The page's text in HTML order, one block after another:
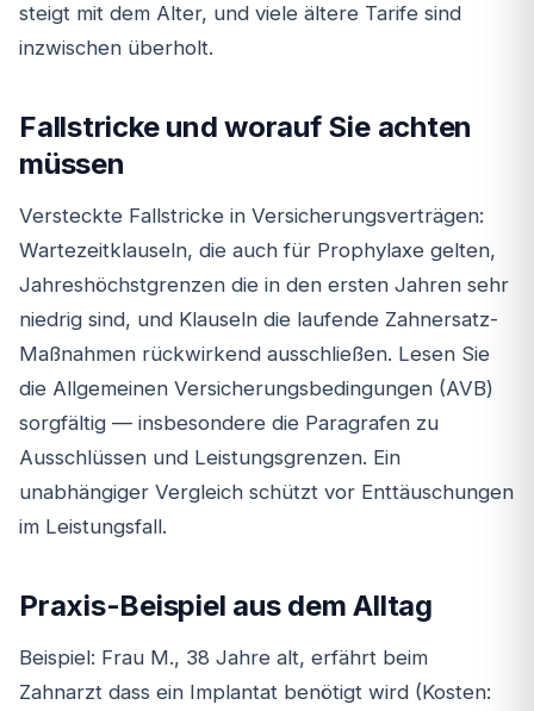
steigt mit dem Alter, und viele ältere Tarife sind
inzwischen überholt.
Fallstricke und worauf Sie achten
müssen
Versteckte Fallstricke in Versicherungsverträgen:
Wartezeitklauseln, die auch für Prophylaxe gelten,
Jahreshöchstgrenzen die in den ersten Jahren sehr
niedrig sind, und Klauseln die laufende Zahnersatz-
Maßnahmen rückwirkend ausschließen. Lesen Sie
die Allgemeinen Versicherungsbedingungen (AVB)
sorgfältig — insbesondere die Paragrafen zu
Ausschlüssen und Leistungsgrenzen. Ein
unabhängiger Vergleich schützt vor Enttäuschungen
im Leistungsfall.
Praxis-Beispiel aus dem Alltag
Beispiel: Frau M., 38 Jahre alt, erfährt beim
Zahnarzt dass ein Implantat benötigt wird (Kosten: